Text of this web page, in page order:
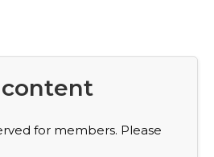
content
for members. Please